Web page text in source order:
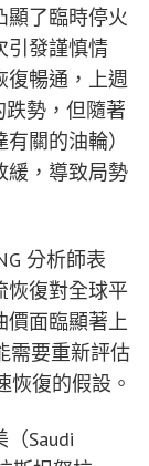
顯了臨時停火
引發謹慎情
復暢通，上週
跌勢，但隨著
關的油輪）
緩，導致局勢
分析師表
恢復對全球平
價面臨顯著上
需要重新評估
恢復的假設。
Saudi